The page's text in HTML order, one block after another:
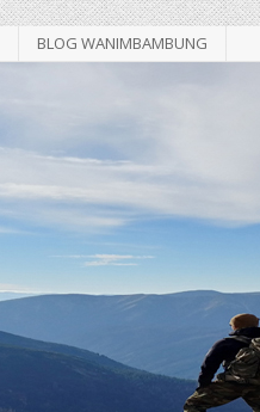
BLOG WANIMBAMBUNG